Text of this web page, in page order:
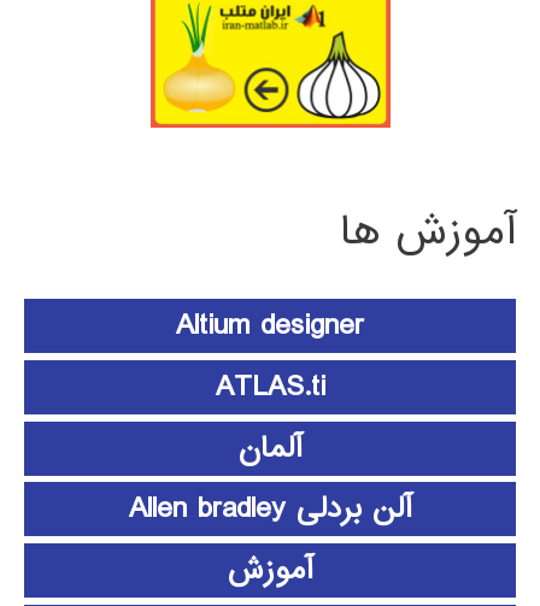
آموزش ها
Altium designer
ATLAS.ti
آلمان
آلن بردلی Allen bradley
آموزش